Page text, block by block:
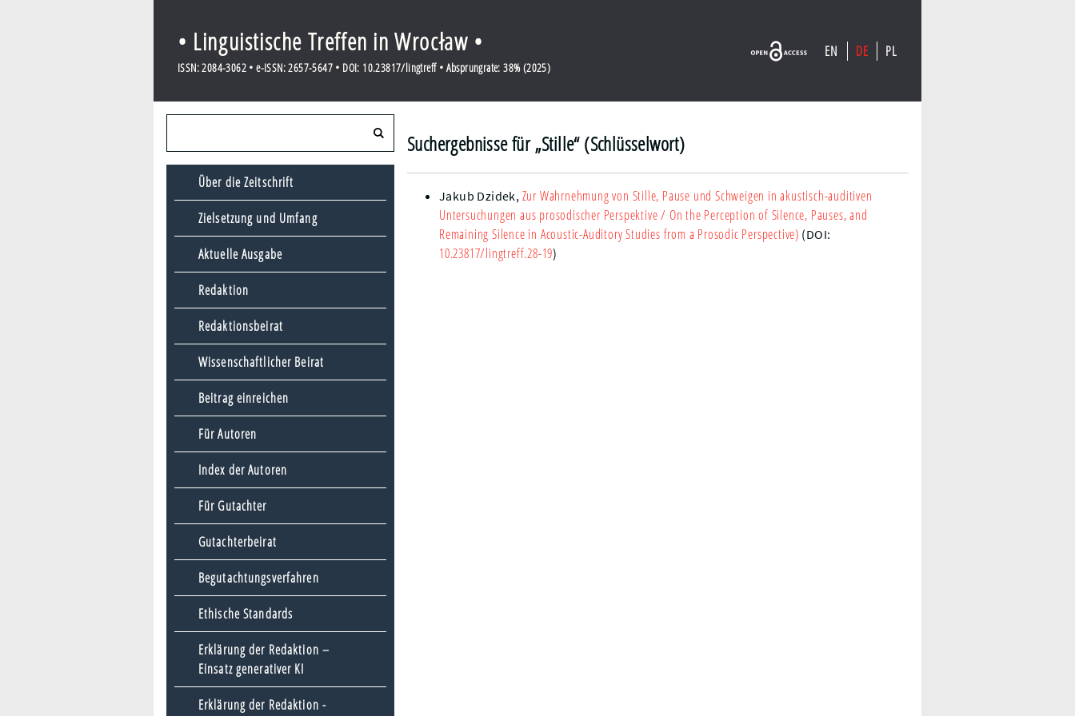
• Linguistische Treffen in Wrocław •
ISSN: 2084-3062 • e-ISSN: 2657-5647 • DOI: 10.23817/lingtreff • Absprungrate: 38% (2025)
EN DE PL
Über die Zeitschrift
Zielsetzung und Umfang
Aktuelle Ausgabe
Redaktion
Redaktionsbeirat
Wissenschaftlicher Beirat
Beitrag einreichen
Für Autoren
Index der Autoren
Für Gutachter
Gutachterbeirat
Begutachtungsverfahren
Ethische Standards
Erklärung der Redaktion –
Einsatz generativer KI
Erklärung der Redaktion -
Suchergebnisse für „Stille“ (Schlüsselwort)
Jakub Dzidek, Zur Wahrnehmung von Stille, Pause und Schweigen in akustisch-auditiven
Untersuchungen aus prosodischer Perspektive/ On the Perception of Silence, Pauses, and
Remaining Silence in Acoustic-Auditory Studies from a Prosodic Perspective) (DOI:
10.23817/lingtreff.28-19)